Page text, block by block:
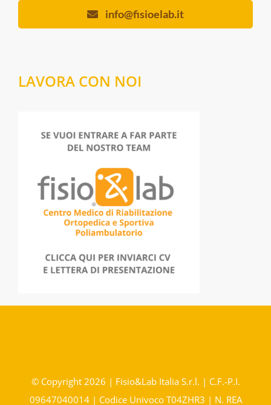
info@fisioelab.it
LAVORA CON NOI
© Copyright 2026 | Fisio&Lab Italia S.r.l. | C.F.-P.I.
09647040014 | Codice Univoco T04ZHR3 | N. REA